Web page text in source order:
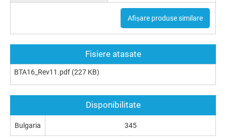
Afișare produse similare
Fisiere atasate
BTA16_Rev11.pdf (227 KB)
Disponibilitate
Bulgaria 345